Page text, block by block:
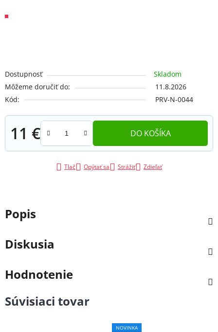
Dostupnosť
Skladom
Môžeme doručiť do:
11.8.2026
Kód:
PRV-N-0044
11 €
Jednotková cena:
DO KOŠÍKA
Tlač Opýtať sa Strážiť Zdieľať
Popis
Diskusia
Hodnotenie
Súvisiaci tovar
NOVINKA